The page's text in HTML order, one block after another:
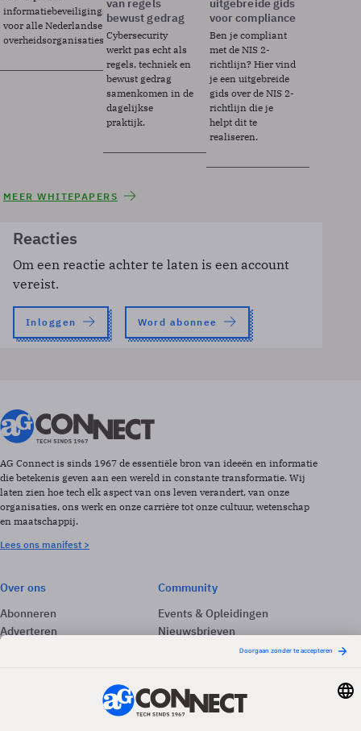
informatiebeveiligingsframework
voor alle Nederlandse
overheidsorganisaties.
van regels
bewust gedrag
Cybersecurity
werkt pas echt als
regels, techniek en
bewust gedrag
samenkomen in de
dagelijkse
praktijk.
uitgebreide gids
voor compliance
Ben je compliant
met de NIS 2-
richtlijn? Hier vind
je een uitgebreide
gids over de NIS 2-
richtlijn die je
helpt dit te
realiseren.
MEER WHITEPAPERS
Reacties
Om een reactie achter te laten is een account
vereist.
Inloggen Word abonnee
AG Connect is sinds 1967 de essentiële bron van ideeën en informatie
die betekenis geven aan een wereld in constante transformatie. Wij
laten zien hoe tech elk aspect van ons leven verandert, van onze
organisaties, ons werk en onze carrière tot onze cultuur, wetenschap
en maatschappij.
Lees ons manifest >
Over ons
Abonneren
Adverteren
Community
Events & Opleidingen
Nieuwsbrieven